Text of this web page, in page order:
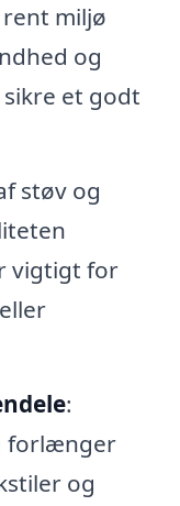
miljø
og
et godt
støv og
vigtigt for
:
forlænger
og